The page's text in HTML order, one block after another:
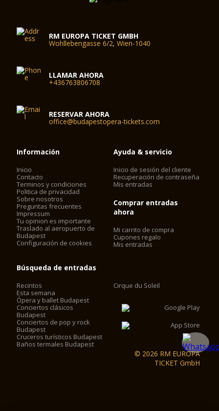
RM EUROPA TICKET GMBH
Wohllebengasse 6/2, Wien-1040
LLAMAR AHORA
+436763806708
RESERVAR AHORA
office@budapestopera-tickets.com
Información
Inicio
Contacto
Terminos y condiciones
Politica de privacidad
Sobre nosotros
Preguntas frecuentes
Impressum
Tu opinion es importante
Traslado al aeropuerto de
Budapest
Configuración de cookies
Ayuda & servicio
Inicio de sesión del cliente
Recuperación de contraseña
Mis entradas
Comprar entradas
ahora
Mi carrito de compra
Cupones regalo
Mis entradas
Búsqueda de entradas
Recintos
Esta semana
Ópera y ballet Budapest
Conciertos clásicos
Budapest
Conciertos de pop y rock
Budapest
Cruceros turísticos Budapest
Baños termales Budapest
Cirque du Soleil
© 2026 RM EUROPA
TICKET GmbH